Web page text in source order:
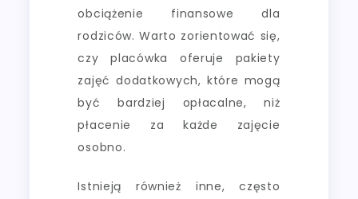
obciążenie finansowe dla
rodziców. Warto zorientować się,
czy placówka oferuje pakiety
zajęć dodatkowych, które mogą
być bardziej opłacalne, niż
płacenie za każde zajęcie
osobno.
Istnieją również inne, często